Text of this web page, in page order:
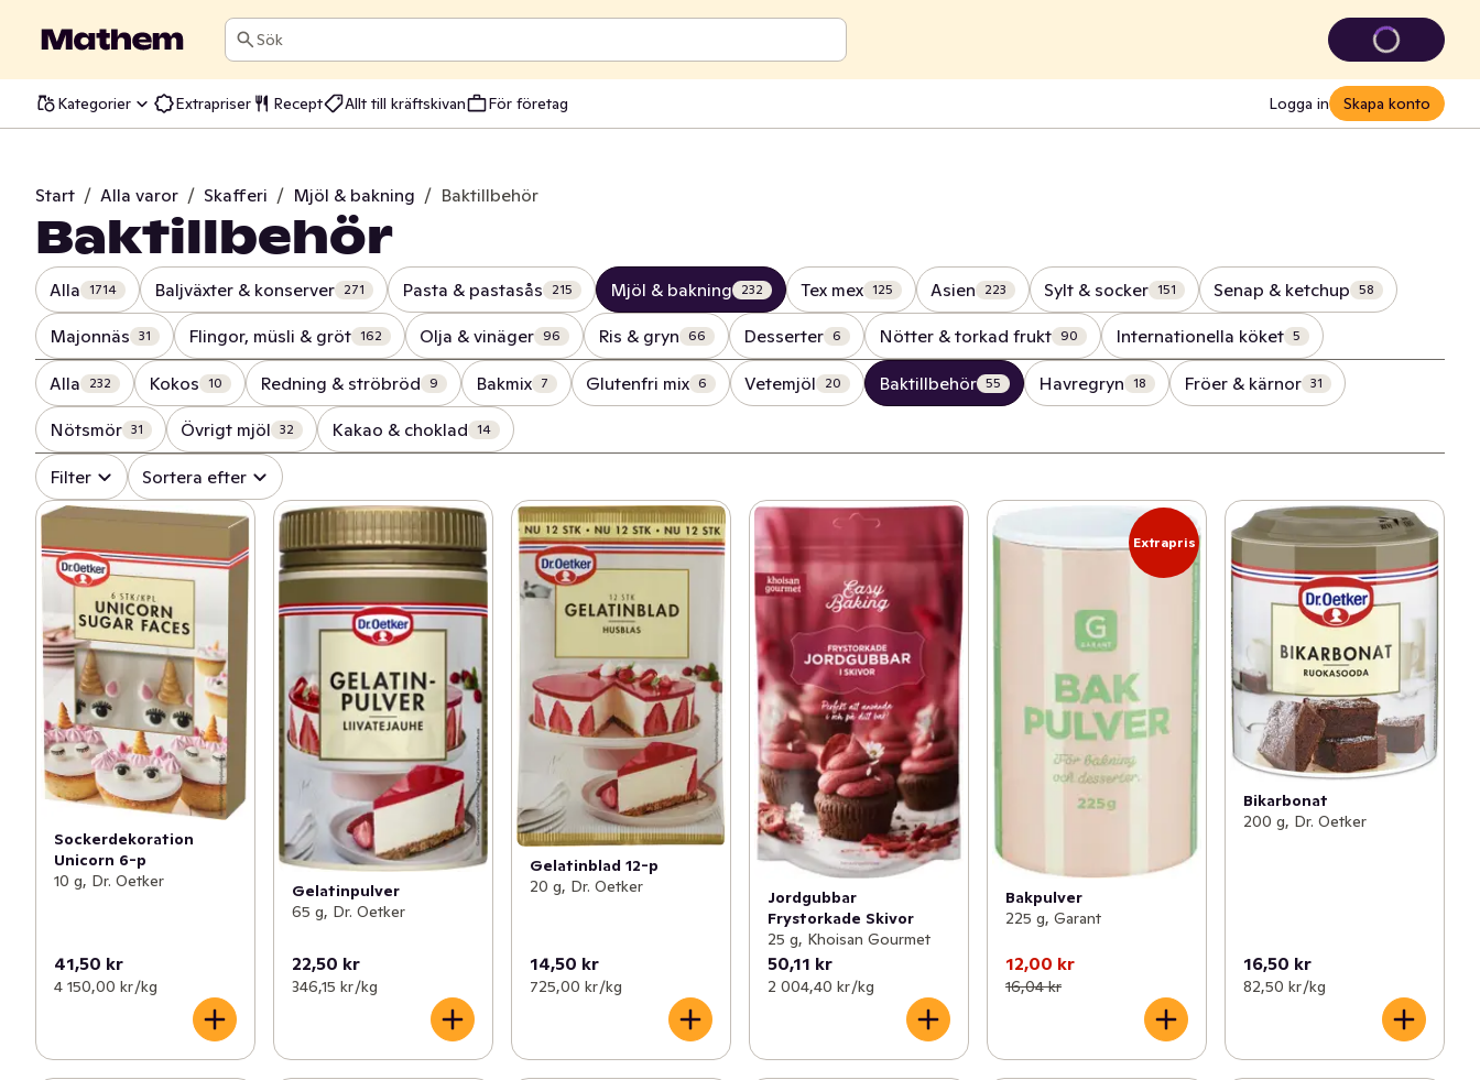
Sök
Kategorier Extrapriser Recept Allt till kräftskivan För företag Logga in Skapa konto
Start / Alla varor / Skafferi / Mjöl & bakning / Baktillbehör
Baktillbehör
Alla 1714 Baljväxter & konserver 271 Pasta & pastasås 215 Mjöl & bakning 232 Tex mex 125 Asien 223 Sylt & socker 151 Senap & ketchup 58
Majonnäs 31 Flingor, müsli & gröt 162 Olja & vinäger 96 Ris & gryn 66 Desserter 6 Nötter & torkad frukt 90 Internationella köket 5
Alla 232 Kokos 10 Redning & ströbröd 9 Bakmix 7 Glutenfri mix 6 Vetemjöl 20 Baktillbehör 55 Havregryn 18 Fröer & kärnor 31
Nötsmör 31 Övrigt mjöl 32 Kakao & choklad 14
Filter Sortera efter
Sockerdekoration
Unicorn 6-p
10 g, Dr. Oetker
41,50 kr
4 150,00 kr /kg
Gelatinpulver
65 g, Dr. Oetker
22,50 kr
346,15 kr /kg
Gelatinblad 12-p
20 g, Dr. Oetker
14,50 kr
725,00 kr /kg
Jordgubbar
Frystorkade Skivor
25 g, Khoisan Gourmet
50,11 kr
2 004,40 kr /kg
Extrapris
Bakpulver
225 g, Garant
12,00 kr
16,04 kr
Bikarbonat
200 g, Dr. Oetker
16,50 kr
82,50 kr /kg